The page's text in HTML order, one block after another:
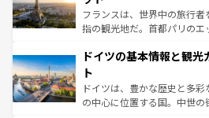
る。首都マドリードの洗練
アートに溢れた街角から、
せる。地方によって風土や気
ンテンツ一覧 を参照してほし
フランスは、世界中の旅行
指の観光地だ。首都パリの
で、幅広い魅力が詰まってい
聖堂、美しいビーチ、そして
から魅了する。また、フラ
れ、フランス料理はユネス
ドイツの基本情報と観
ト
ドイツは、豊かな歴史と多
の中心に位置する国。中世